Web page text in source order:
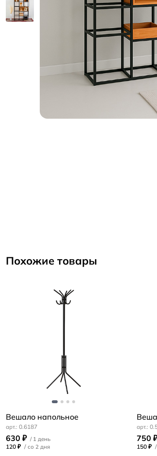
Похожие товары
Вешало напольное
0.6187
630 ₽
120 ₽ /
750
150 ₽